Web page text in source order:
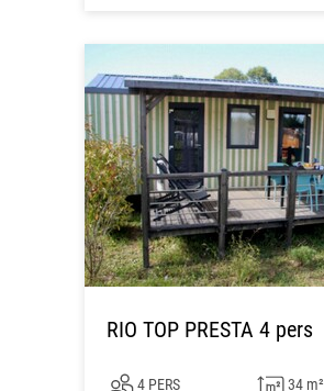
RIO TOP PRESTA 4 pers
4 PERS 34 m²